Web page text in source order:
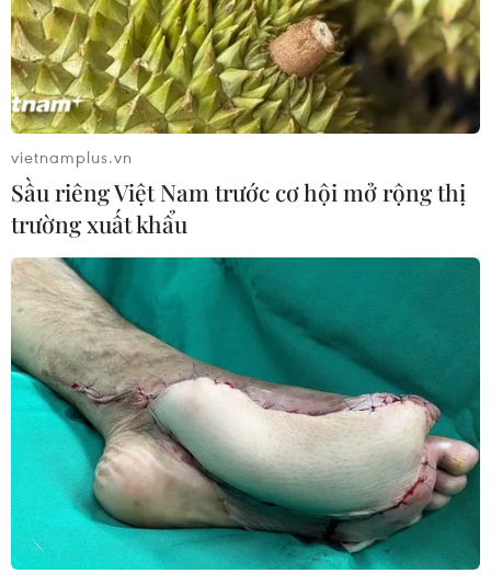
TIN CÙNG CHUYÊN MỤC
Mỹ điều tiêm kích áp tải nhiều máy
bay dân sự gần sân golf của Tổng
thống Trump
10/08/2026 04:22
vietnamplus.vn
Sầu riêng Việt Nam trước cơ hội mở rộng thị
trường xuất khẩu